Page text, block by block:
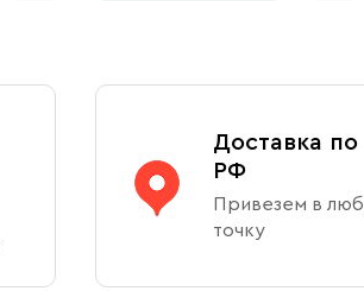
Доставка по
РФ
Привезем в
точку